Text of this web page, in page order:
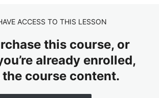
ACCESS TO THIS LESSON
this course, or
already enrolled,
course content.
Library (kataloga) uzbūve un
imports Lightroom (Add un Move